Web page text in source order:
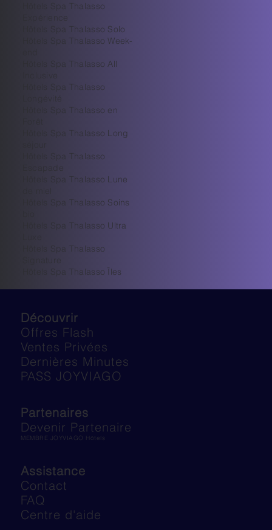
Hôtels Spa Thalasso
Expérience
Hôtels Spa Thalasso Solo
Hôtels Spa Thalasso Week-
Hôtels Spa Thalasso All
Hôtels Spa Thalasso
Hôtels Spa Thalasso en
Hôtels Spa Thalasso Long
Hôtels Spa Thalasso
Hôtels Spa Thalasso Lune
Hôtels Spa Thalasso Soins
Hôtels Spa Thalasso Ultra
​Hôtels Spa Thalasso
Hôtels Spa Thalasso Îles
Découvrir
Offres Flash
Ventes Privées
Dernières Minutes
PASS JOYVIAGO
Partenaires
Devenir Partenaire
MEMBRE JOYVIAGO Hôtels
Assistance
Contact
FAQ
Centre d'aide